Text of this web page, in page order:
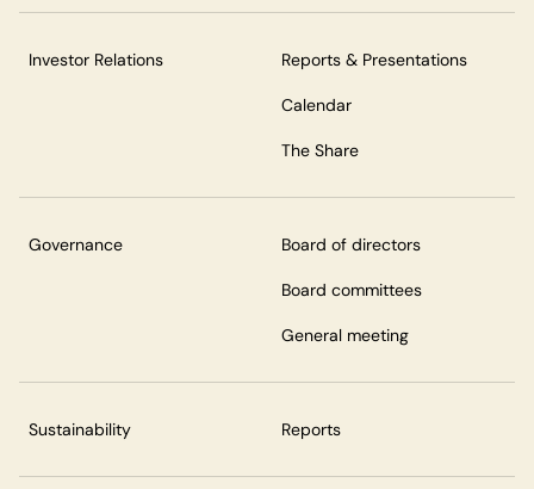
Investor Relations Reports & Presentations
Calendar
The Share
Governance Board of directors
Board committees
General meeting
Sustainability Reports